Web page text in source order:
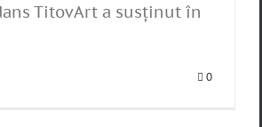
TitovArt a susţinut în
0